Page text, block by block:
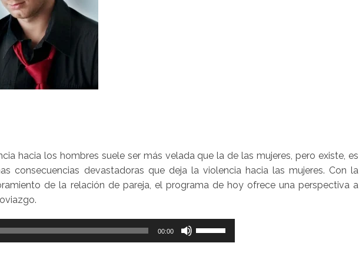
hacia los hombres suele ser más velada que la de las mujeres, pero existe, es
consecuencias devastadoras que deja la violencia hacia las mujeres. Con la
de la relación de pareja, el programa de hoy ofrece una perspectiva a
00:00
Utiliza
las